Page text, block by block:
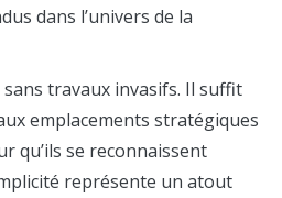
dans l’univers de la
sans travaux invasifs. Il suffit
emplacements stratégiques
qu’ils se reconnaissent
représente un atout